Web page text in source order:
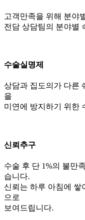
고객만족을 위해 분야
전담 상담팀의 분야별
수술실명제
상담과 집도의가 다른
을
미연에 방지하기 위한
신뢰추구
수술 후 단 1%의 불만
습니다.
신뢰는 하루 아침에 쌓
으로
보여드립니다.